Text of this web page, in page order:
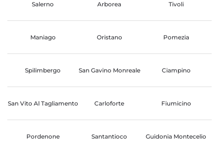
Salerno Arborea Tivoli
Maniago Oristano Pomezia
Spilimbergo San Gavino Monreale Ciampino
San Vito Al Tagliamento Carloforte Fiumicino
Pordenone Santantioco Guidonia Montecelio